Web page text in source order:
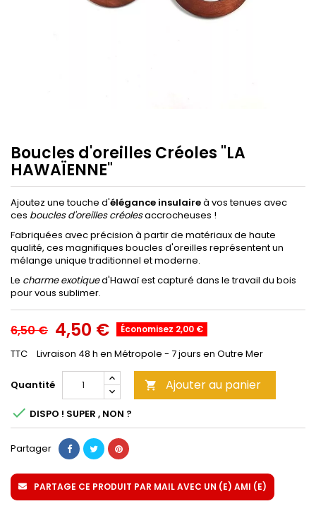
Boucles d'oreilles Créoles "LA
HAWAÏENNE"
Ajoutez une touche d'élégance insulaireà vos tenues avec
ces boucles d'oreilles créolesaccrocheuses !
Fabriquées avec précision à partir de matériaux de haute
qualité, ces magnifiques boucles d'oreilles représentent un
mélange unique traditionnel et moderne.
Le charme exotiqued'Hawaï est capturé dans le travail du bois
pour vous sublimer.
6,50 € 4,50 € Économisez 2,00 €
TTC Livraison 48 h en Métropole - 7 jours en Outre Mer
Quantité  Ajouter au panier
 DISPO ! SUPER , NON ?
Partager
PARTAGE CE PRODUIT PAR MAIL AVEC UN (E) AMI (E)